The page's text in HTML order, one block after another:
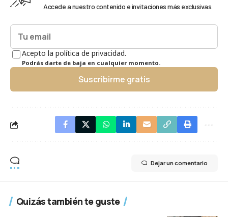
Accede a nuestro contenido e invitaciones más exclusivas.
Acepto la política de privacidad.
Podrás darte de baja en cualquier momento.
Suscribirme gratis
Dejar un comentario
Quizás también te guste